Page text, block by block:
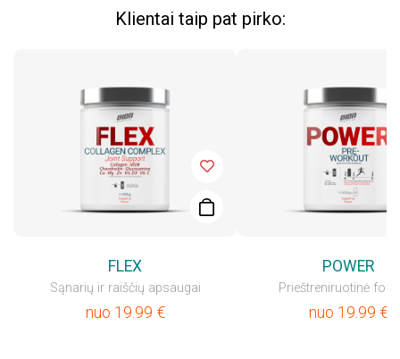
Klientai taip pat pirko:
FLEX
Sąnarių ir raiščių apsaugai
nuo 19.99 €
POWER
Prieštreniruotinė
nuo 19.99 €